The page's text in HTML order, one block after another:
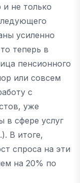
не только
усиленно
теперь в
пенсионного
или совсем
с
уже
сфере услуг
В итоге,
спроса на эти
на 20% по